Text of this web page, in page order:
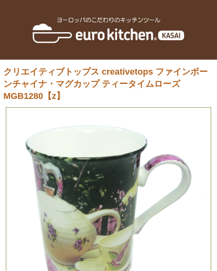
クリエイティブトップス creativetops ファインボー
ンチャイナ・マグカップ ティータイムローズ
MGB1280【z】